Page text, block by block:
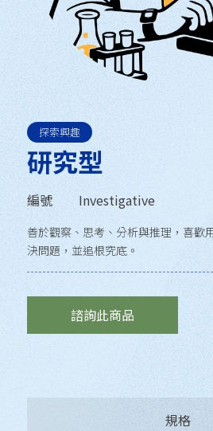
探索興趣
研究型
編號 Investigative
善於觀察、思考、分析與推理，喜歡
決問題，並追根究底。
諮詢此商品
規格